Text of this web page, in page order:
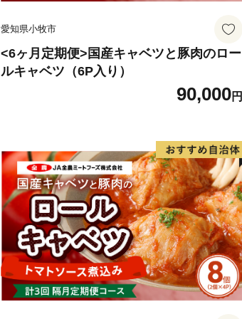
愛知県小牧市
<6ヶ月定期便>国産キャベツと豚肉のロー
ルキャベツ（6P入り）
90,000円